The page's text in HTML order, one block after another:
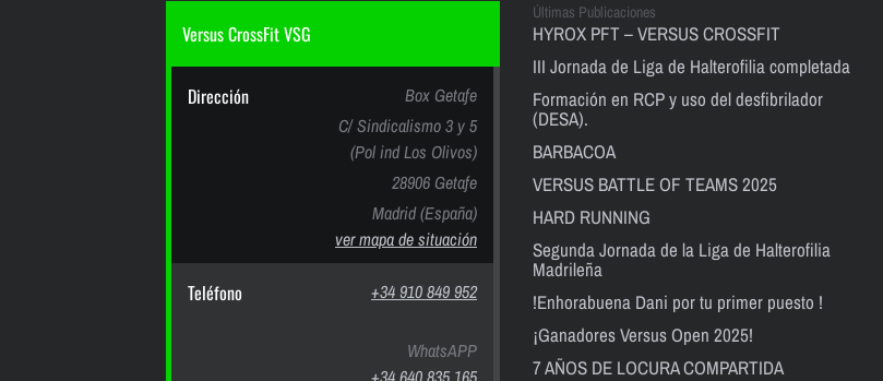
Versus CrossFit VSG
Dirección
Box Getafe
C/ Sindicalismo 3 y 5
(Pol ind Los Olivos)
28906 Getafe
Madrid (España)
ver mapa de situación
Teléfono +34 910 849 952
WhatsAPP
Últimas Publicaciones
HYROX PFT – VERSUS CROSSFIT
III Jornada de Liga de Halterofilia completada
Formación en RCP y uso del desfibrilador
(DESA).
BARBACOA
VERSUS BATTLE OF TEAMS 2025
HARD RUNNING
Segunda Jornada de la Liga de Halterofilia
Madrileña
!Enhorabuena Dani por tu primer puesto !
¡Ganadores Versus Open 2025!
7 AÑOS DE LOCURA COMPARTIDA